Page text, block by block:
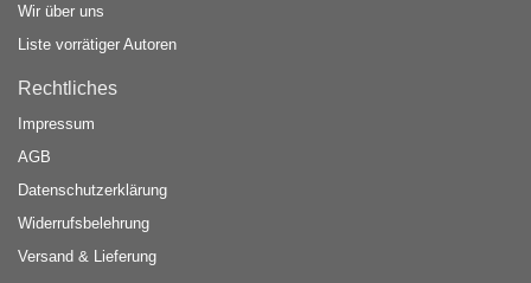
Wir über uns
Liste vorrätiger Autoren
Rechtliches
Impressum
AGB
Datenschutzerklärung
Widerrufsbelehrung
Versand & Lieferung